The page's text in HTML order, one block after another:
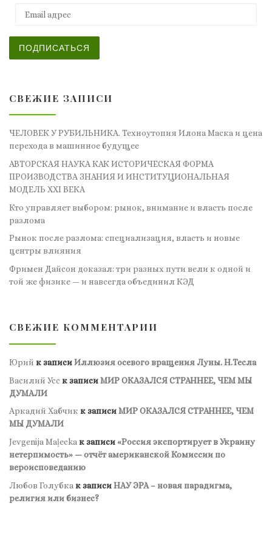
ПОДПИСАТЬСЯ
СВЕЖИЕ ЗАПИСИ
ЧЕЛОВЕК У РУБИЛЬНИКА. Техноутопия Илона Маска и цена
перехода в машинное будущее
АВТОРСКАЯ НАУКА КАК ИСТОРИЧЕСКАЯ ФОРМА
ПРОИЗВОДСТВА ЗНАНИЯ И ИНСТИТУЦИОНАЛЬНАЯ
МОДЕЛЬ XXI ВЕКА
Кто управляет выбором: рынок, внимание и власть после
разлома
Рынок после разлома: специализация, власть и новые
центры влияния
Фримен Дайсон доказал: три разных пути вели к одной и
той же физике — и навсегда объединил КЭД
СВЕЖИЕ КОММЕНТАРИИ
Юрий к записиИллюзия осевого вращения Луны. Н.Тесла
Василий Усс к записиМИР ОКАЗАЛСЯ СТРАННЕЕ, ЧЕМ МЫ
ДУМАЛИ
Аркадий Хабчик к записиМИР ОКАЗАЛСЯ СТРАННЕЕ, ЧЕМ
МЫ ДУМАЛИ
Jevgenija Maļecka к записи«Россия экспортирует в Украину
нетерпимость» — отчёт американской Комиссии по
вероисповеданию
Любов Голубка к записиНАУ ЭРА – новая парадигма,
религия или бизнес?